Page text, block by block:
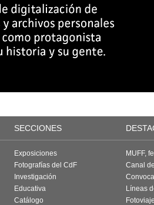
SECCIONES
Exposiciones
Fotografías del CdF
Investigación
Educativa
Catálogo
MUFF,
Canal
Líneas